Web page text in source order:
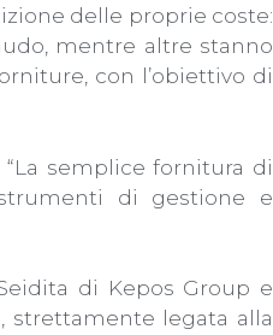
delle proprie coste:
mentre altre stanno
con l’obiettivo di
“La semplice fornitura di
di gestione e
di Kepos Group e
strettamente legata alla